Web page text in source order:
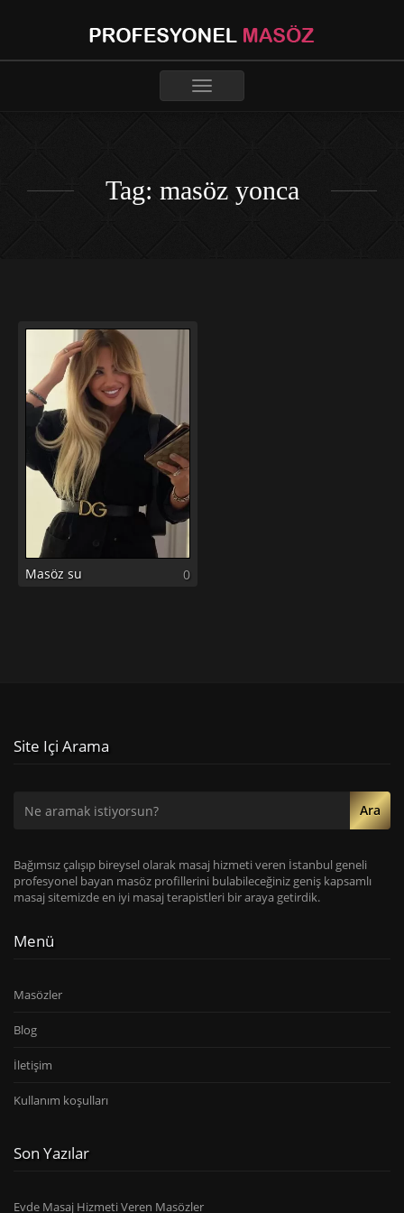
Toggle
Tag: masöz yonca
Masöz su 0
Site Içi Arama
Ara
Bağımsız çalışıp bireysel olarak masaj hizmeti veren İstanbul geneli
profesyonel bayan masöz profillerini bulabileceğiniz geniş kapsamlı
masaj sitemizde en iyi masaj terapistleri bir araya getirdik.
Menü
Masözler
Blog
İletişim
Kullanım koşulları
Son Yazılar
Evde Masaj Hizmeti Veren Masözler